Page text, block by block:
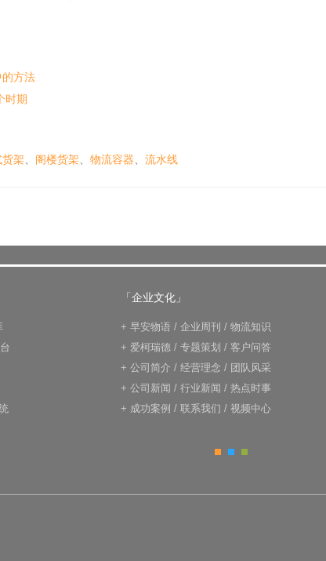
的方法
时期
架 阁楼货架 物流容器 流水线
「企业文化」
+ 早安物语 / 企业周刊 / 物流知识
+ 爱柯瑞德 / 专题策划 / 客户问答
+ 公司简介 / 经营理念 / 团队风采
+ 公司新闻 / 行业新闻 / 热点时事
+ 成功案例 / 联系我们 / 视频中心